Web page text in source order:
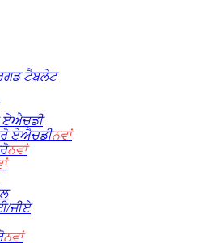
ਟੈਬਲੇਟ
ਏਐਚਡੀ
ਏਐਚਡੀਨਵਾਂ
ਨਵਾਂ
ਜੀਏ
ਨਵਾਂ